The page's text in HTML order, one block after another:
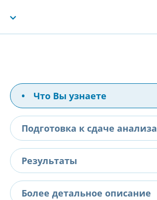
• Что Вы узнаете
Подготовка к сдаче анализа
Результаты
Более детальное описание